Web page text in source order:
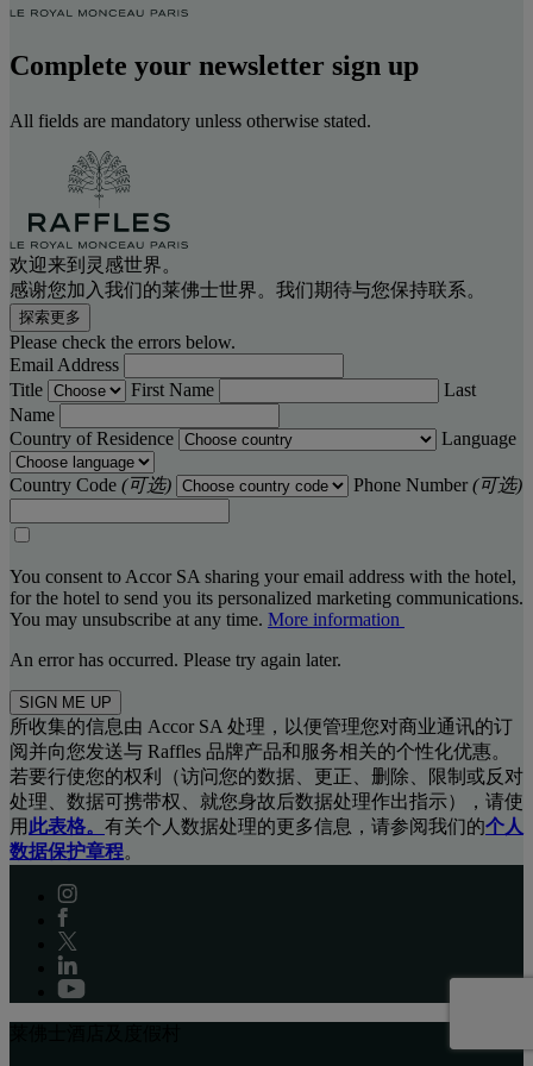
Complete your newsletter sign up
All fields are mandatory unless otherwise stated.
欢迎来到灵感世界。
感谢您加入我们的莱佛士世界。我们期待与您保持联系。
探索更多
Please check the errors below.
Email Address
Title
First Name
Last
Name
Country of Residence
Language
Country Code (可选) Phone Number (可选)
You consent to Accor SA sharing your email address with the hotel,
for the hotel to send you its personalized marketing communications.
You may unsubscribe at any time. More information
An error has occurred. Please try again later.
SIGN ME UP
所收集的信息由 Accor SA 处理，以便管理您对商业通讯的订
阅并向您发送与 Raffles 品牌产品和服务相关的个性化优惠。
若要行使您的权利（访问您的数据、更正、删除、限制或反对
处理、数据可携带权、就您身故后数据处理作出指示），请使
用 此表格。 有关个人数据处理的更多信息，请参阅我们的个人
数据保护章程。